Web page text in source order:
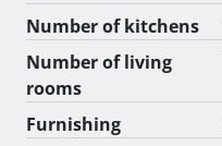
Number of kitchens
Number of living
rooms
Furnishing